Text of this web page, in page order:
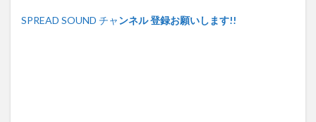
SPREAD SOUND チャンネル 登録お願いします!!